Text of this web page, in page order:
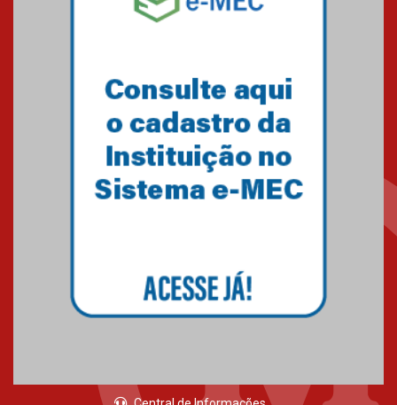
Como o Colégio Mackenzie
Brasília prepara seus
Como os pais podem investir
na educação dos filhos além da
escola
docentes para debater
inovação e desafios da
educação superior
04.08.2026